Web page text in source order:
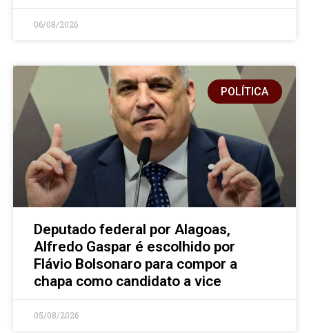
06/08/2026
POLÍTICA
Deputado federal por Alagoas,
Alfredo Gaspar é escolhido por
Flávio Bolsonaro para compor a
chapa como candidato a vice
05/08/2026